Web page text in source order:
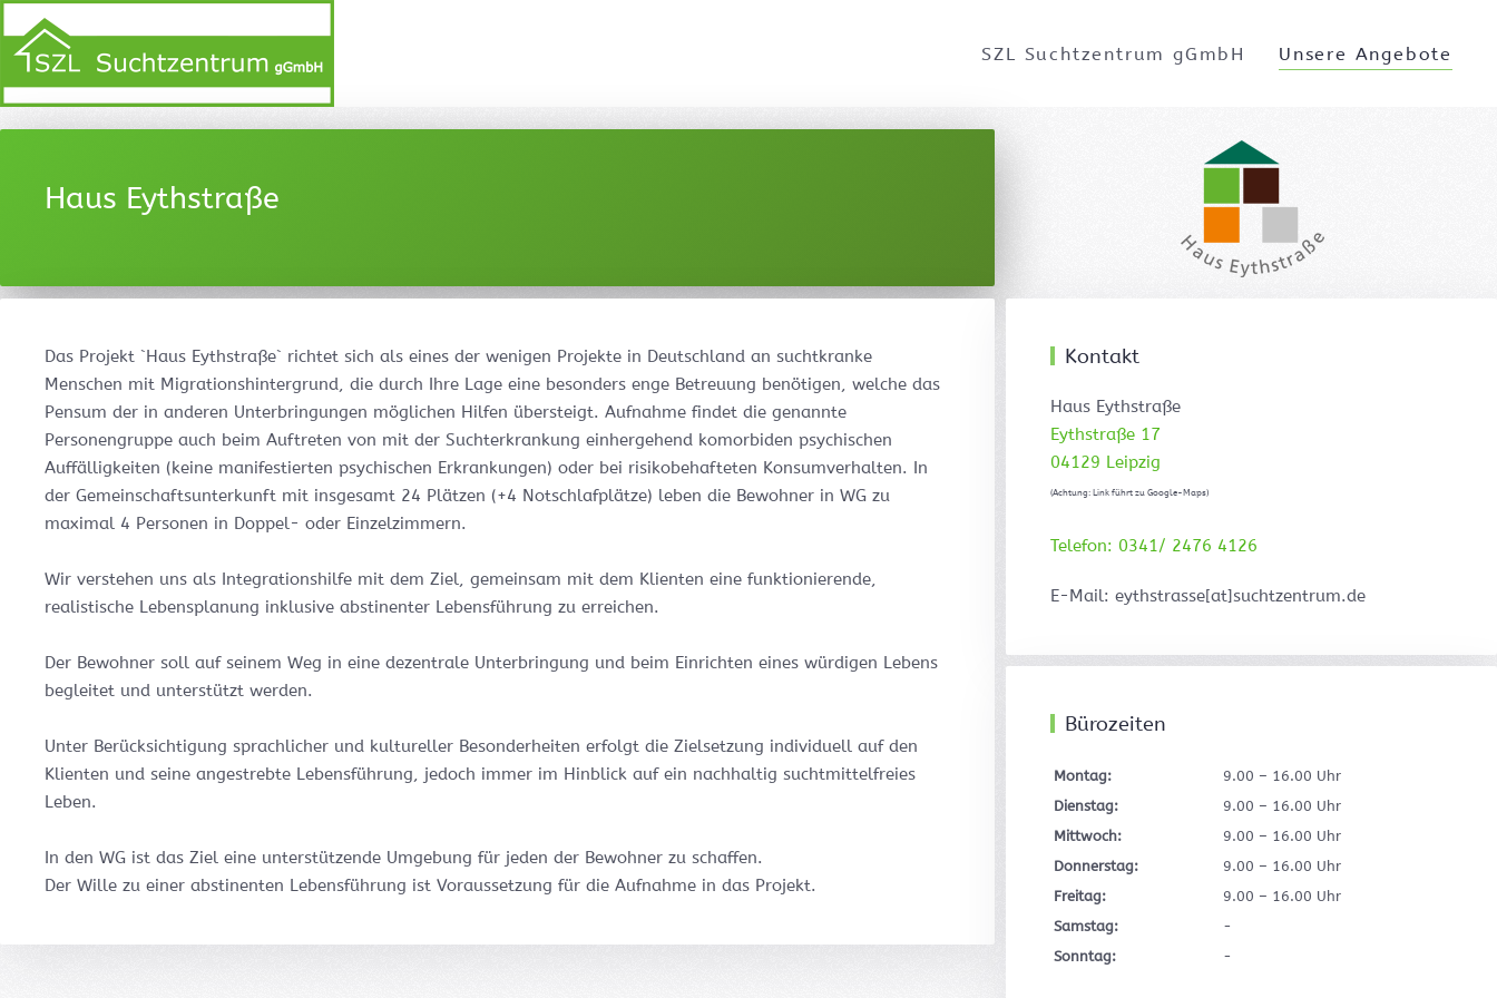
SZL Suchtzentrum gGmbH Unsere Angebote
Haus Eythstraße
Das Projekt `Haus Eythstraße` richtet sich als eines der wenigen Projekte in Deutschland an suchtkranke
Menschen mit Migrationshintergrund, die durch Ihre Lage eine besonders enge Betreuung benötigen, welche das
Pensum der in anderen Unterbringungen möglichen Hilfen übersteigt. Aufnahme findet die genannte
Personengruppe auch beim Auftreten von mit der Suchterkrankung einhergehend komorbiden psychischen
Auffälligkeiten (keine manifestierten psychischen Erkrankungen) oder bei risikobehafteten Konsumverhalten. In
der Gemeinschaftsunterkunft mit insgesamt 24 Plätzen (+4 Notschlafplätze) leben die Bewohner in WG zu
maximal 4 Personen in Doppel- oder Einzelzimmern.
Wir verstehen uns als Integrationshilfe mit dem Ziel, gemeinsam mit dem Klienten eine funktionierende,
realistische Lebensplanung inklusive abstinenter Lebensführung zu erreichen.
Der Bewohner soll auf seinem Weg in eine dezentrale Unterbringung und beim Einrichten eines würdigen Lebens
begleitet und unterstützt werden.
Unter Berücksichtigung sprachlicher und kultureller Besonderheiten erfolgt die Zielsetzung individuell auf den
Klienten und seine angestrebte Lebensführung, jedoch immer im Hinblick auf ein nachhaltig suchtmittelfreies
Leben.
In den WG ist das Ziel eine unterstützende Umgebung für jeden der Bewohner zu schaffen.
Der Wille zu einer abstinenten Lebensführung ist Voraussetzung für die Aufnahme in das Projekt.
Kontakt
Haus Eythstraße
Eythstraße 17
04129 Leipzig
(Achtung: Link führt zu Google-Maps)
Telefon: 0341/ 2476 4126
E-Mail: eythstrasse[at]suchtzentrum.de
Bürozeiten
Montag:
9.00 – 16.00 Uhr
Dienstag:
9.00 – 16.00 Uhr
Mittwoch:
9.00 – 16.00 Uhr
Donnerstag:
9.00 – 16.00 Uhr
Freitag:
9.00 – 16.00 Uhr
Samstag:
-
Sonntag:
-